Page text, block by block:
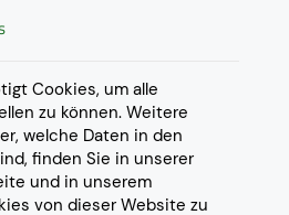
Lieferungen in weitere Länder
gerne aufAnfrage
Cookies, um alle
zu können. Weitere
welche Daten in den
finden Sie in unserer
und in unserem
von dieser Website zu